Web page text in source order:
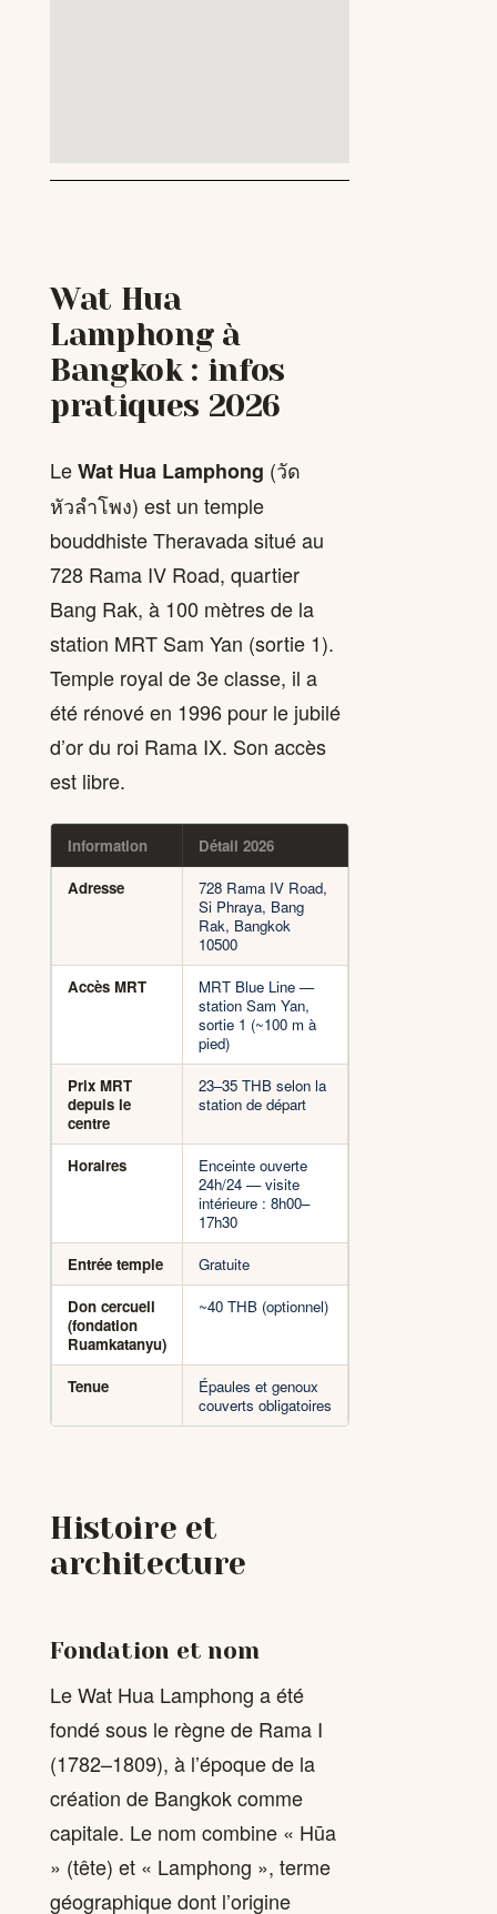
Wat Hua
Lamphong à
Bangkok : infos
pratiques 2026
LeWat Hua Lamphong (วัด
หัวลำโพง) est un temple
bouddhiste Theravada situé au
728 Rama IV Road, quartier
Bang Rak, à 100 mètres de la
station MRT Sam Yan (sortie 1).
Temple royal de 3e classe, il a
été rénové en 1996 pour le jubilé
d’or du roi Rama IX. Son accès
est libre.
Information
Détail 2026
Adresse
728 Rama IV Road,
Si Phraya, Bang
Rak, Bangkok
10500
Accès MRT
MRT Blue Line —
station Sam Yan,
sortie 1 (~100 m à
pied)
Prix MRT
depuis le
centre
23–35 THB selon la
station de départ
Horaires
Enceinte ouverte
24h/24 — visite
intérieure : 8h00–
17h30
Entrée temple
Gratuite
Don cercueil
(fondation
Ruamkatanyu)
~40 THB (optionnel)
Tenue
Épaules et genoux
couverts obligatoires
Histoire et
architecture
Fondation et nom
Le Wat Hua Lamphong a été
fondé sous le règne de Rama I
(1782–1809), à l’époque de la
création de Bangkok comme
capitale. Le nom combine « Hūa
» (tête) et « Lamphong », terme
géographique dont l’origine